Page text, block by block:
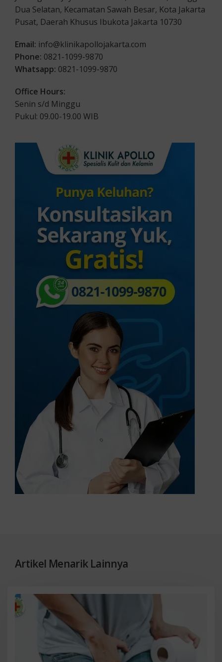
Dua Selatan, Kecamatan Sawah Besar, Kota Jakarta
Pusat, Daerah Khusus Ibukota Jakarta 10730
Email: info@klinikapollojakarta.com
Phone: 0821-1099-9870
Whatsapp: 0821-1099-9870
Office Hours:
Senin s/d Minggu
Pukul: 09.00-19.00 WIB
Artikel Menarik Lainnya